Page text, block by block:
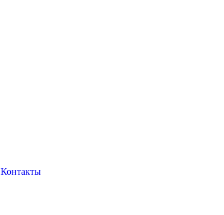
Контакты